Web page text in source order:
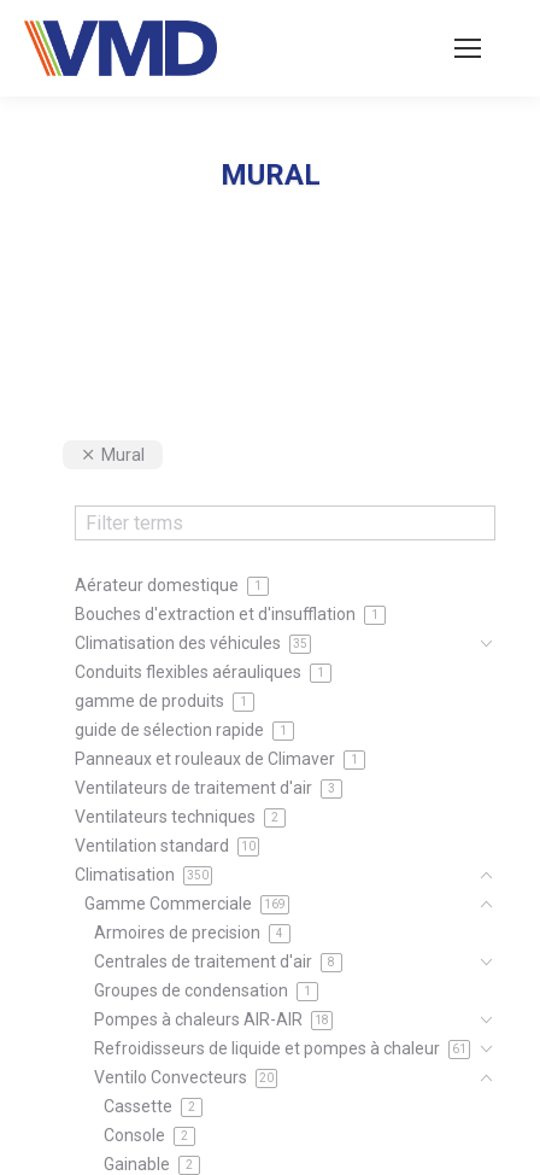
MURAL
Mural
Aérateur domestique 1
Bouches d'extraction et d'insufflation 1
Climatisation des véhicules 35
Conduits flexibles aérauliques 1
gamme de produits 1
guide de sélection rapide 1
Panneaux et rouleaux de Climaver 1
Ventilateurs de traitement d'air 3
Ventilateurs techniques 2
Ventilation standard 10
Climatisation 350
Gamme Commerciale 169
Armoires de precision 4
Centrales de traitement d'air 8
Groupes de condensation 1
Pompes à chaleurs AIR-AIR 18
Refroidisseurs de liquide et pompes à chaleur 61
Ventilo Convecteurs 20
Cassette 2
Console 2
Gainable 2